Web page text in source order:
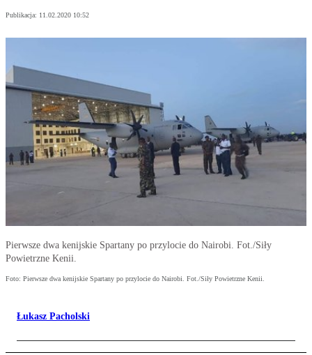
Publikacja: 11.02.2020 10:52
Pierwsze dwa kenijskie Spartany po przylocie do Nairobi. Fot./Siły
Powietrzne Kenii.
Foto: Pierwsze dwa kenijskie Spartany po przylocie do Nairobi. Fot./Siły Powietrzne Kenii.
Łukasz Pacholski